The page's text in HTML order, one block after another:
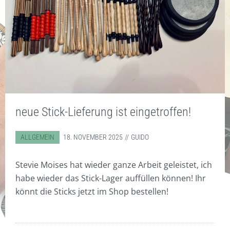
ZUBEHÖR
WORKSHOPS
STANDARD
EBENHOLZ
COCOBOLO
BESEN/BORSTEN
FILZ
TASCHEN
ZUBEHÖR
DIGITAL WORKSHOPS
KUNSTDRUCKE
T-SHIRTS & POLO-SHIRTS
CD/DVD
DISKOGRAFIE
SOUNDBEISPIELE
KONTAKT
SONSTIGES
BODHRÁN WITZE
WARENKORB
neue Stick-Lieferung ist eingetroffen!
ABGELEGT IN:
ALLGEMEIN 18. NOVEMBER 2025 GUIDO
Stevie Moises hat wieder ganze Arbeit geleistet, ich
habe wieder das Stick-Lager auffüllen können! Ihr
könnt die Sticks jetzt im Shop bestellen!